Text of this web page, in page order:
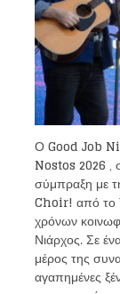
ΟGood Job
Nostos 2026 ,
σύμπραξη με
Choir! από το
χρόνων
Νιάρχος. Σε
μέρος της
αγαπημένες